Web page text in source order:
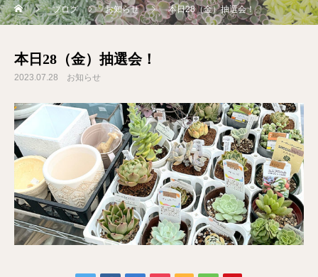
ブログ お知らせ 本日28（金）抽選会！
本日28（金）抽選会！
2023.07.28 お知らせ